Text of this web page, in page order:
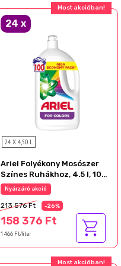
Most akcióban!
24 x
24 X 4,50 L
Ariel Folyékony Mosószer
Színes Ruhákhoz, 4.5 l, 100
Mosáshoz
Nyárzáró akció
213 576 Ft -26%
158 376 Ft
1 466 Ft/liter
Most akcióban!